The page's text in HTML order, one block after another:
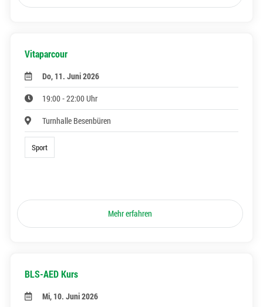
Vitaparcour
Do, 11. Juni 2026
19:00 - 22:00 Uhr
Turnhalle Besenbüren
Sport
Mehr erfahren
BLS-AED Kurs
Mi, 10. Juni 2026